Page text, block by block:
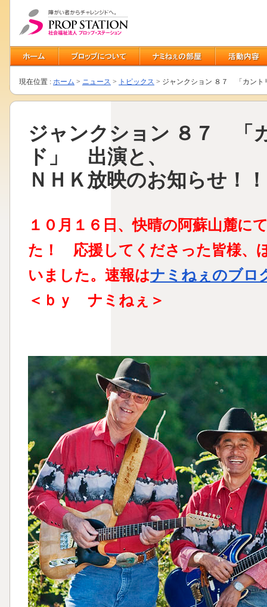
現在位置 : ホーム > ニュース > トピックス > ジャンクション ８７ 「カン
ジャンクション ８７ 「
ド」 出演と、
ＮＨＫ放映のお知らせ！
１０月１６日、快晴の阿蘇山麓に
た！ 応援してくださった皆様、
いました。速報はナミねぇのブロ
＜ｂｙ ナミねぇ＞